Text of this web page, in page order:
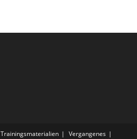
Trainingsmaterialien
Vergangenes